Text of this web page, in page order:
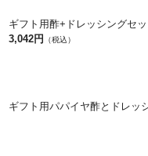
ギフト用酢+ドレッシングセッ
3,042円
（税込）
ギフト用パパイヤ酢とドレッ